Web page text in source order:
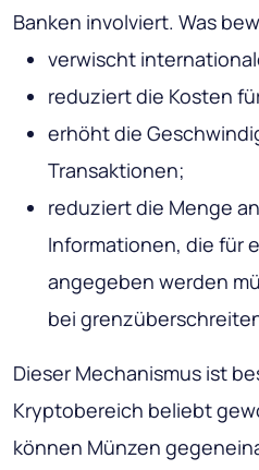
Banken involviert. Was
verwischt
reduziert die Kosten
erhöht die
Transaktionen;
reduziert die Menge
Informationen, die für
angegeben werden
bei
Dieser Mechanismus ist
Kryptobereich beliebt
können Münzen